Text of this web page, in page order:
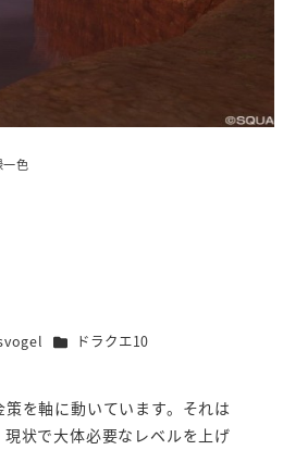
一色
カテゴリー
ドラクエ10
を軸に動いています。それは
状で大体必要なレベルを上げ